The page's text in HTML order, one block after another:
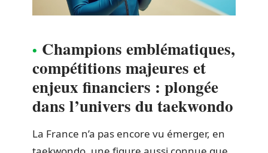
Champions emblématiques,
compétitions majeures et
enjeux financiers : plongée
dans l’univers du taekwondo
La France n’a pas encore vu émerger, en